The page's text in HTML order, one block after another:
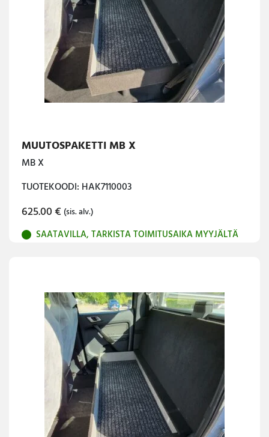
MUUTOSPAKETTI MB X
MB X
TUOTEKOODI: HAK7110003
625.00€ (sis. alv.)
SAATAVILLA, TARKISTA TOIMITUSAIKA MYYJÄLTÄ